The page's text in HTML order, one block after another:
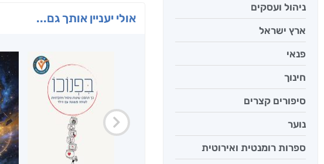
ניהול ועסקים
ארץ ישראל
פנאי
חינוך
סיפורים קצרים
נוער
ספרות רומנטית ואירוטית
אולי יעניין אותך גם...